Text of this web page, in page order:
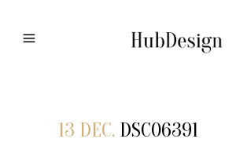
13 DEC. DSC06391